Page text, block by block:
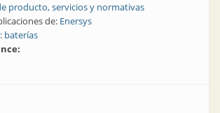
producto, servicios y normativas
de: Enersys
baterías
Baterías | EnerSys, energía renovada